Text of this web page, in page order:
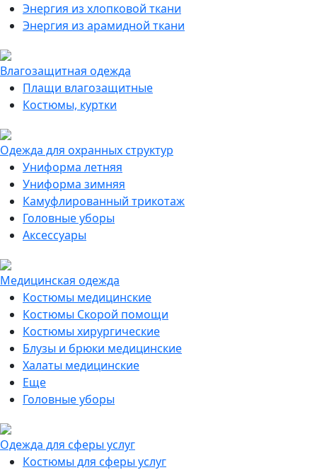
Энергия из хлопковой ткани
Энергия из арамидной ткани
Влагозащитная одежда
Плащи влагозащитные
Костюмы, куртки
Одежда для охранных структур
Униформа летняя
Униформа зимняя
Камуфлированный трикотаж
Головные уборы
Аксессуары
Медицинская одежда
Костюмы медицинские
Костюмы Скорой помощи
Костюмы хирургические
Блузы и брюки медицинские
Халаты медицинские
Еще
Головные уборы
Одежда для сферы услуг
Костюмы для сферы услуг